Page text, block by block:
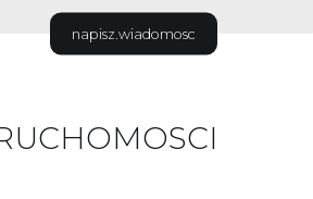
napisz.wiadomosc